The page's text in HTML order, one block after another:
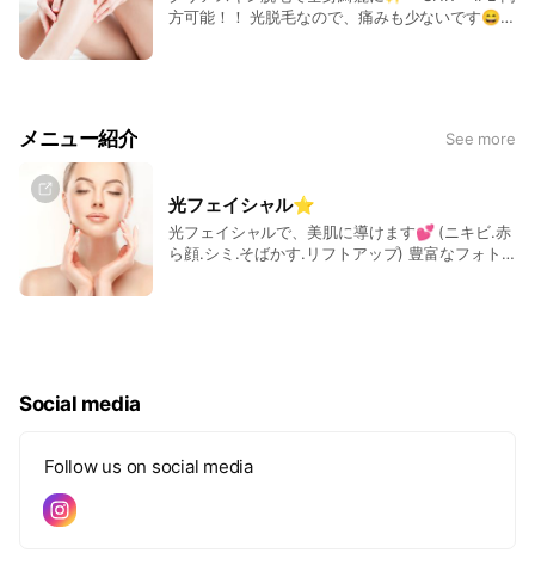
方可能！！ 光脱毛なので、痛みも少ないです😄
メニュー紹介 See more
光フェイシャル⭐️
光フェイシャルで、美肌に導けます💕 (ニキビ.赤
ら顔.シミ.そばかす.リフトアップ) 豊富なフォト
Social media
Follow us on social media